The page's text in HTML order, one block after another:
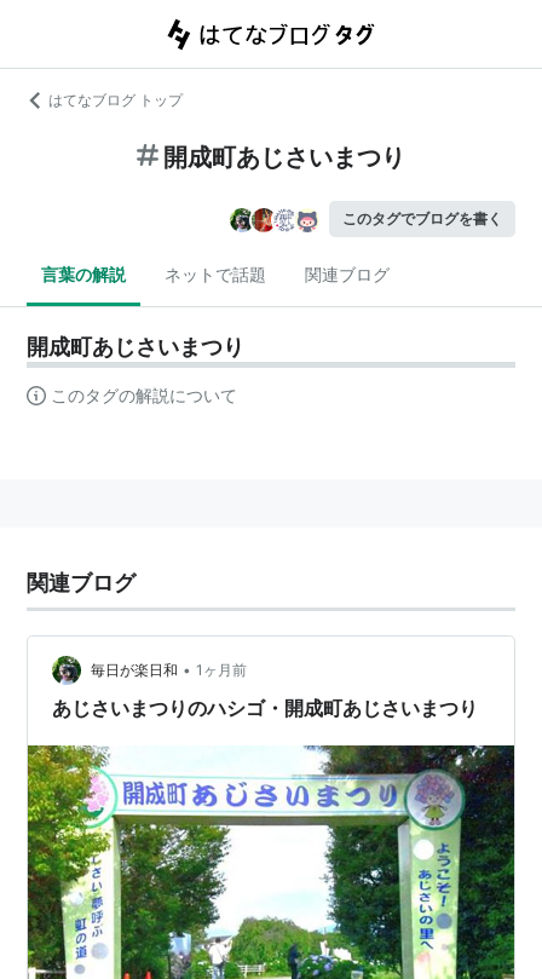
はてなブログ トップ
開成町あじさいまつり
このタグでブログを書く
言葉の解説 ネットで話題 関連ブログ
開成町あじさいまつり
このタグの解説について
関連ブログ
毎日が楽日和 • 1ヶ月前
あじさいまつりのハシゴ・開成町あじさいまつり